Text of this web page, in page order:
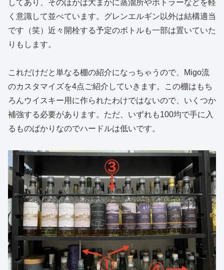
してあり、そのほかは大まかに蒸溜所やボトラーなどを軽
く意識して並べています。グレンエルギン以外は結構適当
です（笑）近々開栓する予定のボトルも一部は置いていた
りもします。
これだけだと単なる棚の紹介になっちゃうので、Migo流
のカスタマイズを4点ご紹介していきます。この棚はもち
ろんウイスキー用に作られたわけではないので、いくつか
補強する必要があります。ただ、いずれも100均で手に入
るものばかりなのでハードルは低いです。